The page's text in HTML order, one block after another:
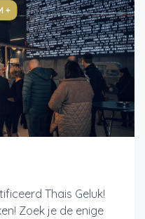
+
Thais Geluk!
Zoek je de enige